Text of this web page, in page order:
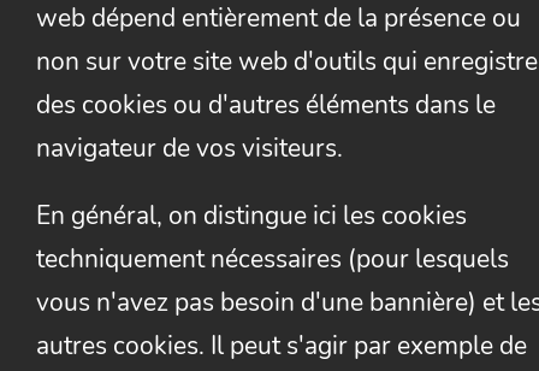
web dépend entièrement de la présence ou
non sur votre site web d'outils qui
des cookies ou d'autres éléments dans le
navigateur de vos visiteurs.
En général, on distingue ici les cookies
techniquement nécessaires (pour lesquels
vous n'avez pas besoin d'une bannière) et
autres cookies. Il peut s'agir par exemple de